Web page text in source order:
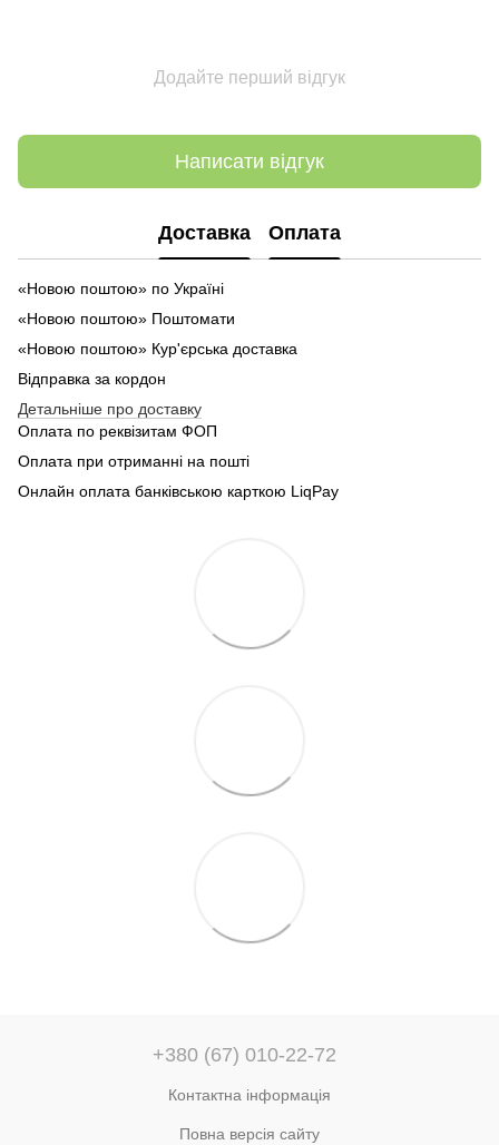
Додайте перший відгук
Написати відгук
Доставка Оплата
«Новою поштою» по Україні
«Новою поштою» Поштомати
«Новою поштою» Кур'єрська доставка
Відправка за кордон
Детальніше про доставку
Оплата по реквізитам ФОП
Оплата при отриманні на пошті
Онлайн оплата банківською карткою LiqPay
+380 (67) 010-22-72
Контактна інформація
Повна версія сайту